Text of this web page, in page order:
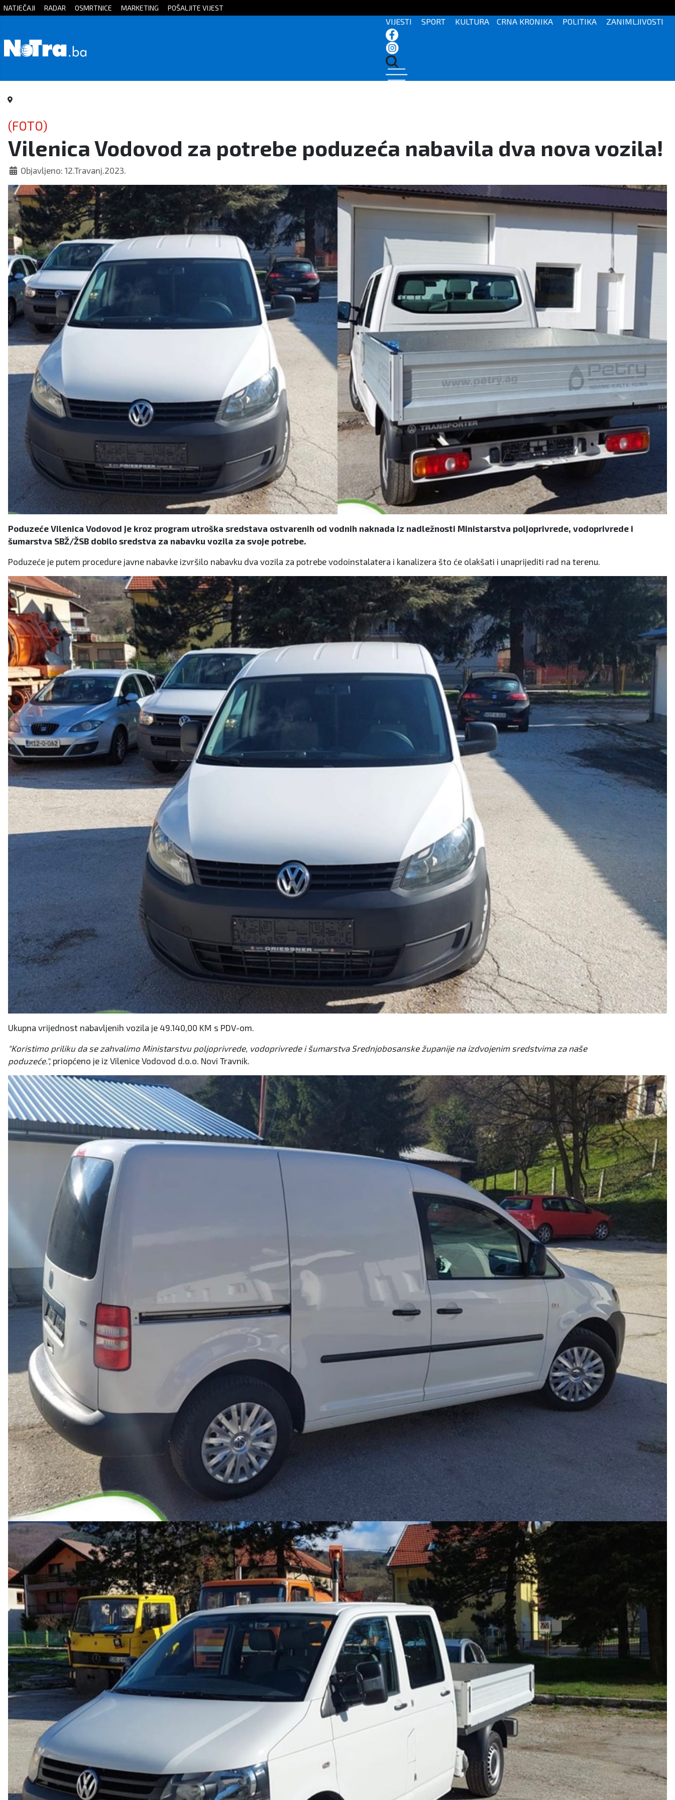
Početna
Kultura
Crna
kronika
Politika
Zanimljivosti
NATJEČAJI RADAR OSMRTNICE MARKETING POŠALJITE VIJEST
VIJESTI SPORT KULTURA CRNA KRONIKA POLITIKA ZANIMLJIVOSTI
(FOTO)
Vilenica Vodovod za potrebe poduzeća nabavila dva nova vozila!
Objavljeno: 12.Travanj.2023.
Poduzeće Vilenica Vodovod je kroz program utroška sredstava ostvarenih od vodnih naknada iz nadležnosti Ministarstva poljoprivrede, vodoprivrede i
šumarstva SBŽ/ŽSB dobilo sredstva za nabavku vozila za svoje potrebe.
Poduzeće je putem procedure javne nabavke izvršilo nabavku dva vozila za potrebe vodoinstalatera i kanalizera što će olakšati i unaprijediti rad na terenu.
Ukupna vrijednost nabavljenih vozila je 49.140,00 KM s PDV-om.
"Koristimo priliku da se zahvalimo Ministarstvu poljoprivrede, vodoprivrede i šumarstva Srednjobosanske županije na izdvojenim sredstvima za naše
poduzeće.", priopćeno je iz Vilenice Vodovod d.o.o. Novi Travnik.